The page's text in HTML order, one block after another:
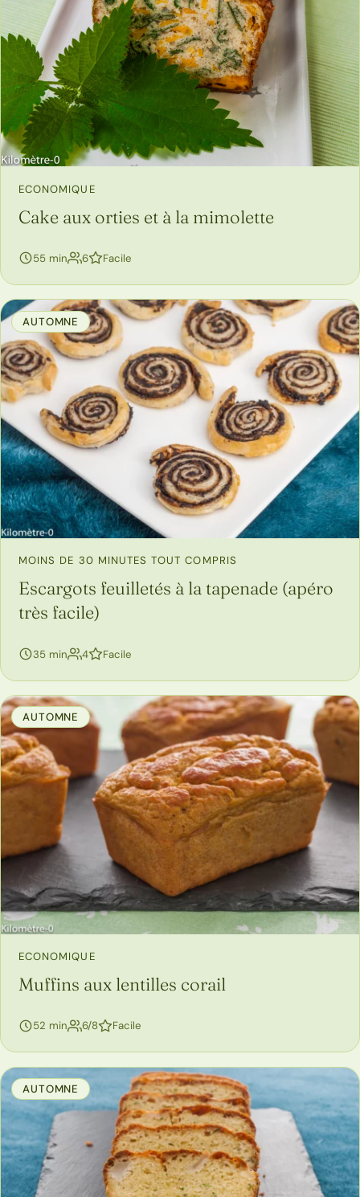
ECONOMIQUE
Cake aux orties et à la mimolette
55 min 6personnes
Facile
AUTOMNE
MOINS DE 30 MINUTES TOUT COMPRIS
Escargots feuilletés à la tapenade (apéro
très facile)
35 min 4personnes
Facile
AUTOMNE
ECONOMIQUE
Muffins aux lentilles corail
52 min 6/8 Facile
AUTOMNE